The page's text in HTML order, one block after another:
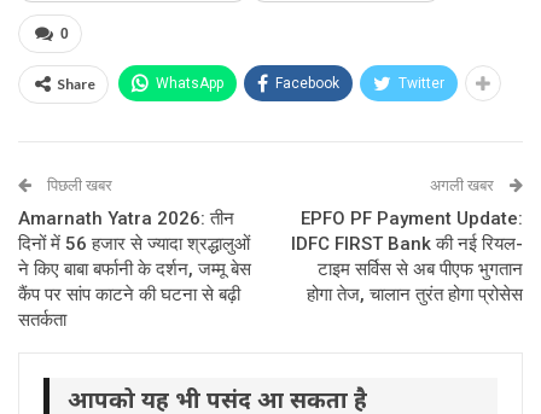
0
Share WhatsApp Facebook Twitter
पिछली खबर
Amarnath Yatra 2026: तीन
दिनों में 56 हजार से ज्यादा श्रद्धालुओं
ने किए बाबा बर्फानी के दर्शन, जम्मू बेस
कैंप पर सांप काटने की घटना से बढ़ी
सतर्कता
अगली खबर
EPFO PF Payment Update:
IDFC FIRST Bank की नई रियल-
टाइम सर्विस से अब पीएफ भुगतान
होगा तेज, चालान तुरंत होगा प्रोसेस
आपको यह भी पसंद आ सकता है